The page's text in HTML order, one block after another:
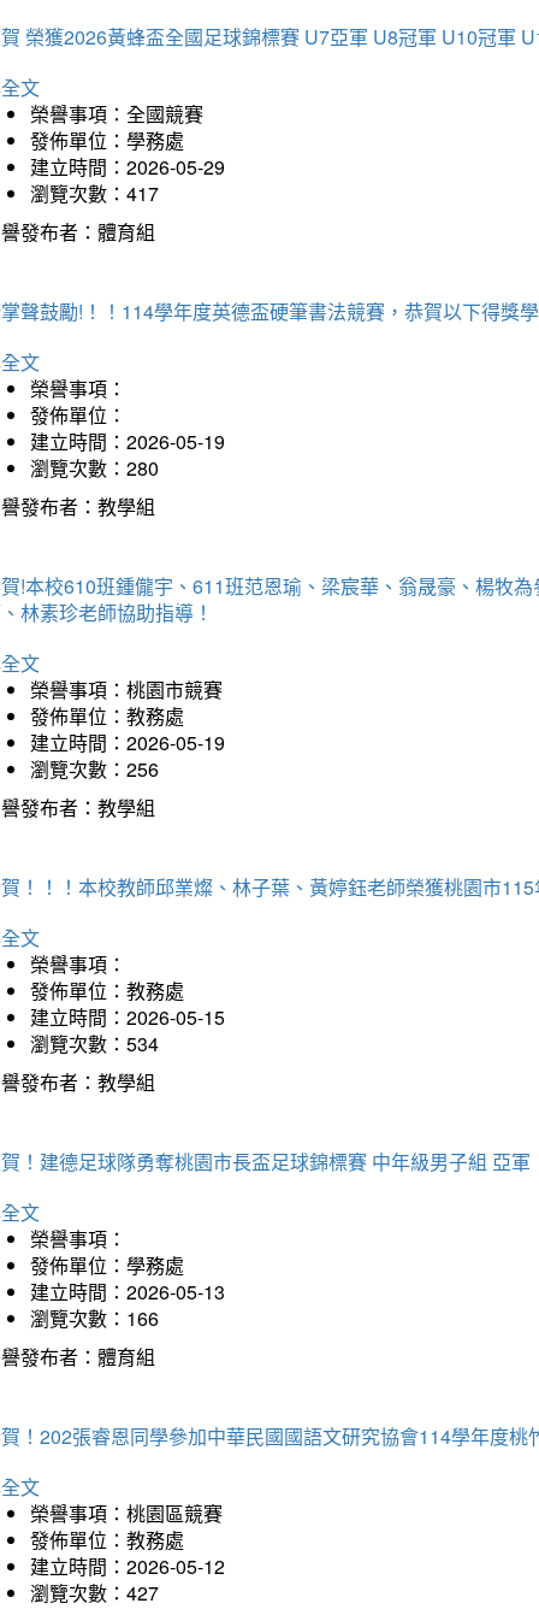
榮獲2026黃蜂盃全國足球錦標賽 U7亞軍 U8冠軍 U10冠軍
文
榮譽事項：全國競賽
發佈單位：學務處
建立時間：2026-05-29
瀏覽次數：417
發布者：體育組
聲鼓勵!！！114學年度英德盃硬筆書法競賽，恭賀以下得獎
文
榮譽事項：
發佈單位：
建立時間：2026-05-19
瀏覽次數：280
發布者：教學組
!本校610班鍾儱宇、611班范恩瑜、梁宸華、翁晟豪、楊牧
林素珍老師協助指導！
文
榮譽事項：桃園市競賽
發佈單位：教務處
建立時間：2026-05-19
瀏覽次數：256
發布者：教學組
！！！本校教師邱業燦、林子葉、黃婷鈺老師榮獲桃園市
文
榮譽事項：
發佈單位：教務處
建立時間：2026-05-15
瀏覽次數：534
發布者：教學組
！建德足球隊勇奪桃園市長盃足球錦標賽 中年級男子組 亞軍
文
榮譽事項：
發佈單位：學務處
建立時間：2026-05-13
瀏覽次數：166
發布者：體育組
！202張睿恩同學參加中華民國國語文研究協會114學年度
文
榮譽事項：桃園區競賽
發佈單位：教務處
建立時間：2026-05-12
瀏覽次數：427